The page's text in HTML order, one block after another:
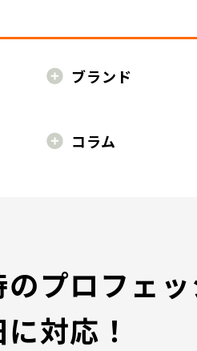
ブランド
コラム
プロフェ
対応！